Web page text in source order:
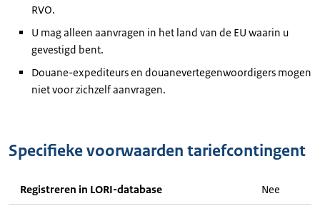
RVO.
U mag alleen aanvragen in het land van de EU waarin u
gevestigd bent.
Douane-expediteurs en douanevertegenwoordigers mogen
niet voor zichzelf aanvragen.
Specifieke voorwaarden tariefcontingent
Registreren in LORI-database Nee